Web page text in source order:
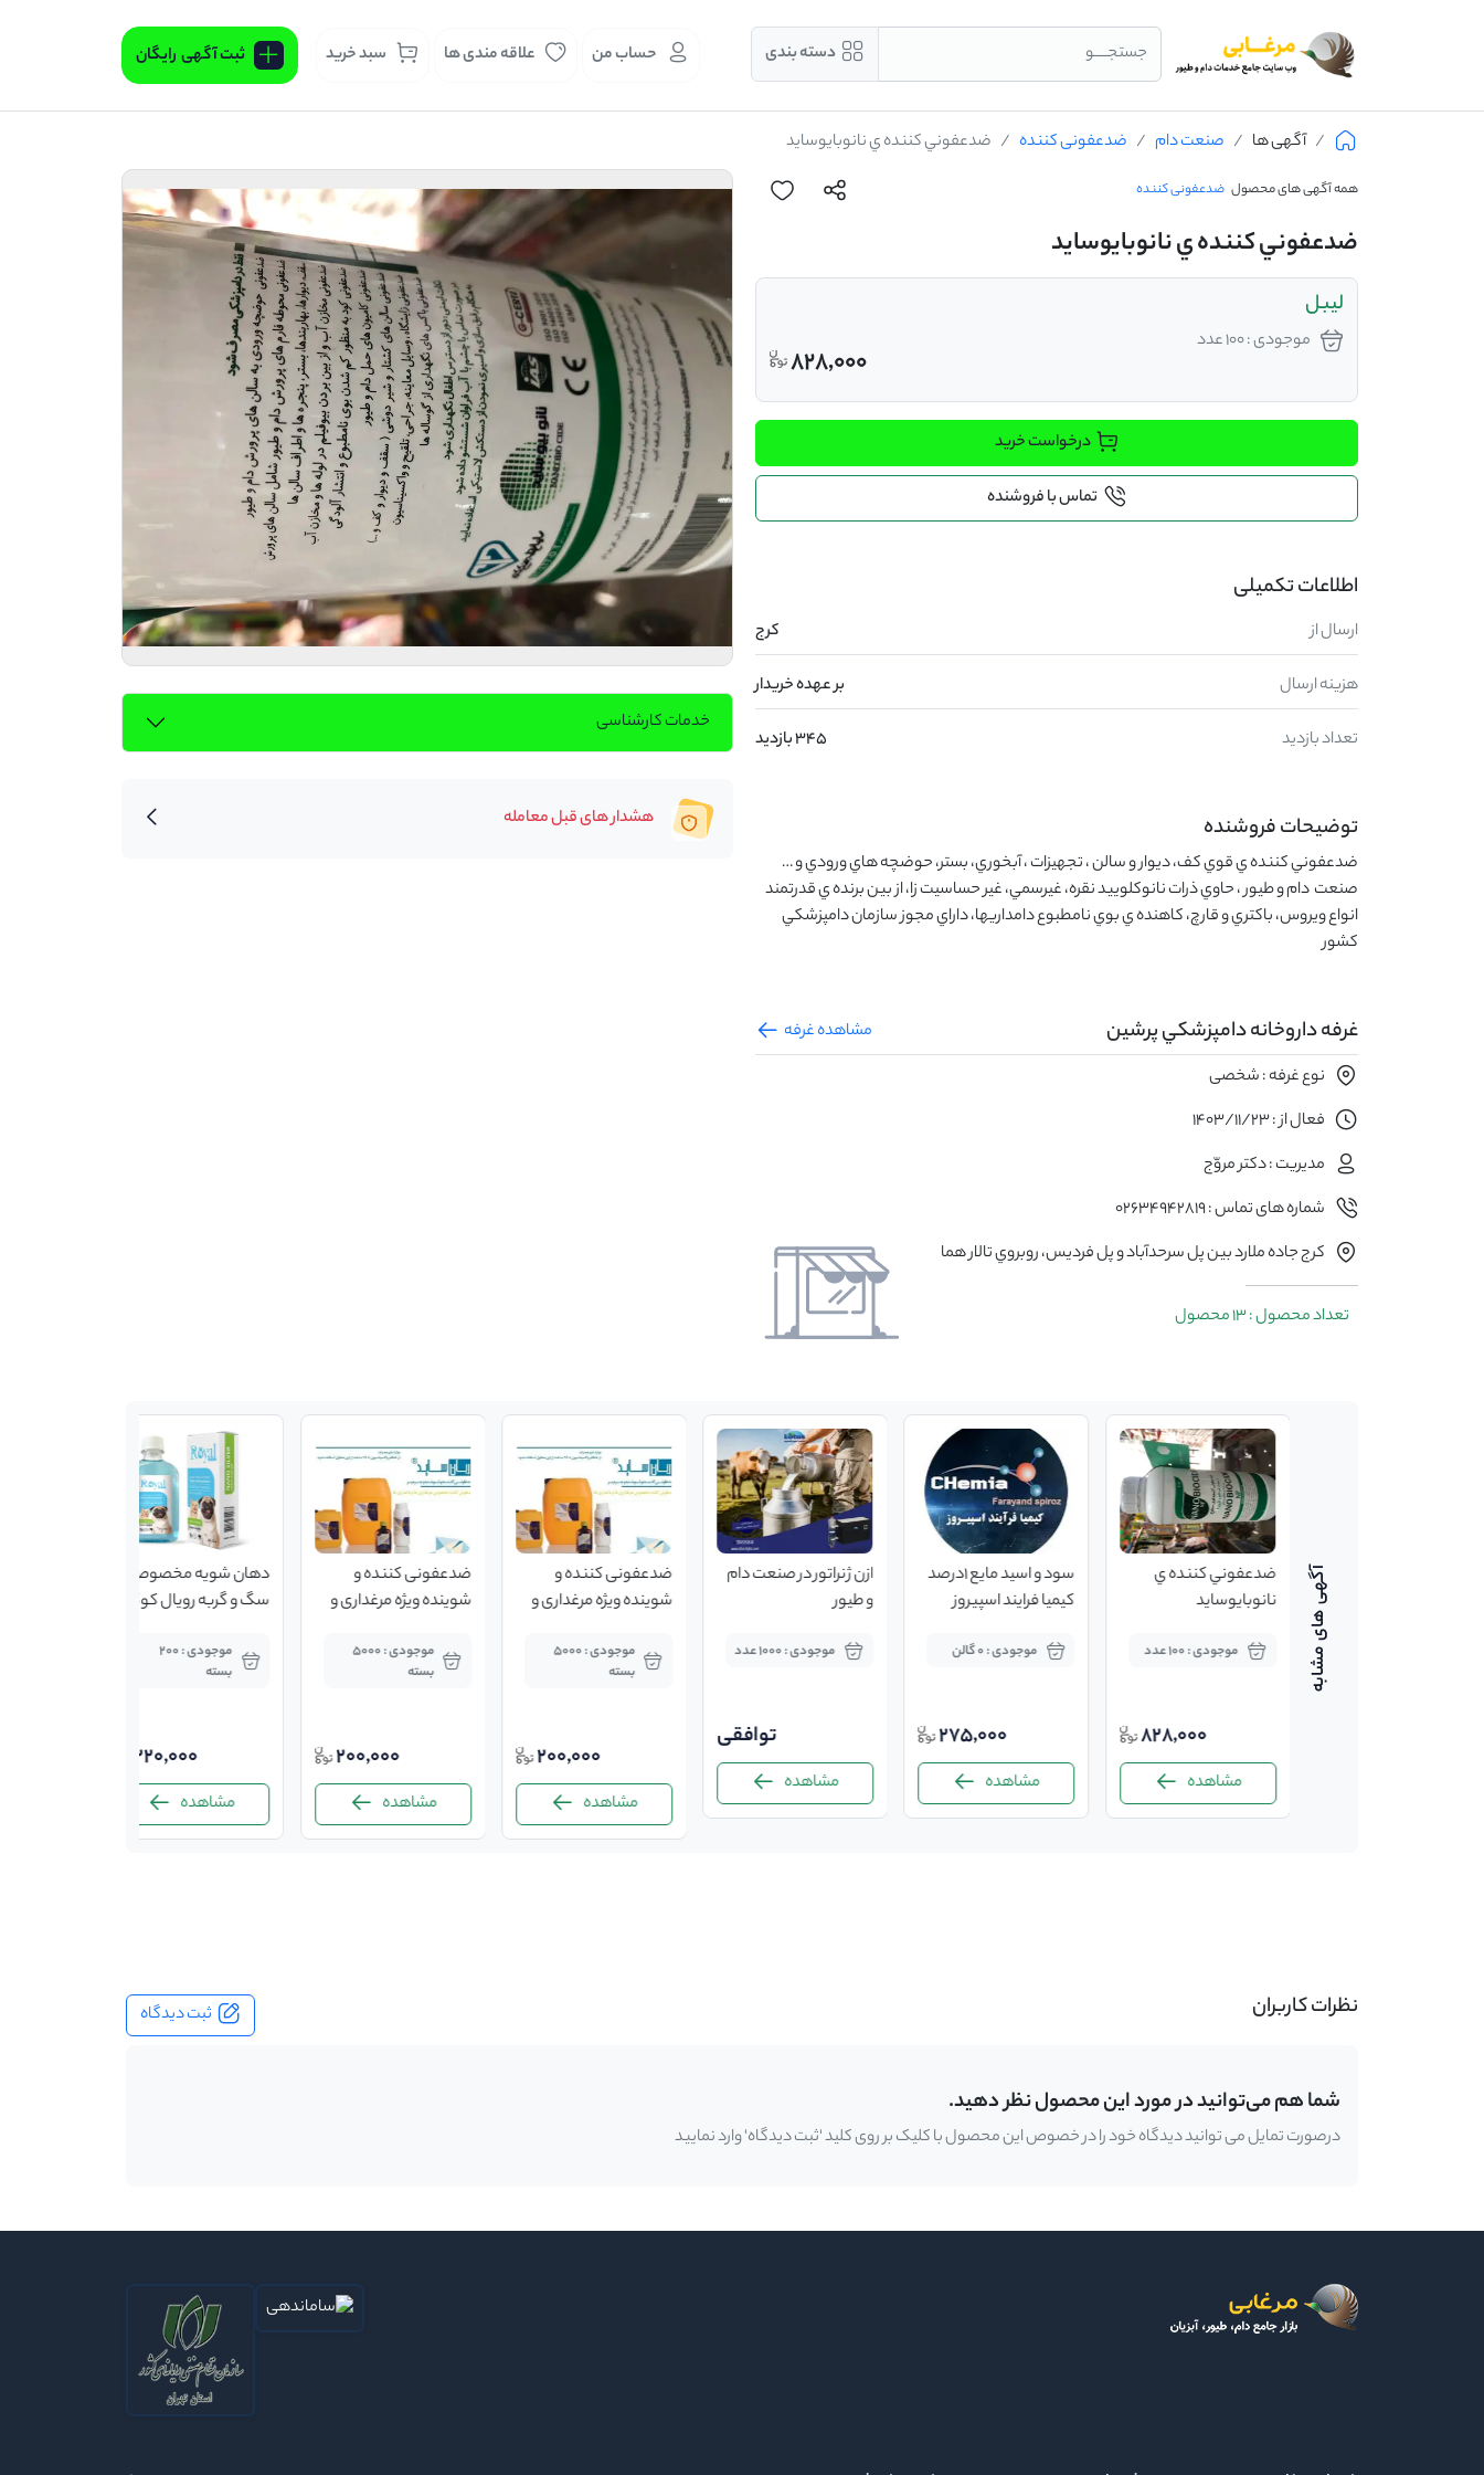
جستجــــو دسته بندی حساب من علاقه مندی ها سبد خرید ثبت آگهی رایگان
آگهی ها صنعت دام ضدعفونی کننده ضدعفوني كننده ي نانوبايوسايد
همه آگهی های محصول ضدعفونی کننده
ضدعفوني كننده ي نانوبايوسايد
ليبل
موجودی : 100 عدد
828,000
درخواست خرید
تماس با فروشنده
اطلاعات تکمیلی
ارسال از كرج
هزینه ارسال بر عهده خریدار
تعداد بازدید 345 بازدید
توضیحات فروشنده
كشور
غرفه داروخانه دامپزشكي پرشين
مشاهده غرفه
نوع غرفه : شخصی
فعال از : 1403/11/23
مدیریت : دكتر مروّج
شماره های تماس : 02634942819
كرج جاده ملارد بين پل سرحدآباد و پل فرديس، روبروي تالار هما
تعداد محصول : 13 محصول
خدمات کارشناسی
هشدار های قبل معامله
چندمنظوره سطوح و ابزار
ضدعفوني كننده ي
نانوبايوسايد
موجودی : 100 عدد
828,000
مشاهده
سود و اسید مایع ۱درصد
کیمیا فرایند اسپیروز
موجودی : 0 گالن
275,000
مشاهده
ازن ژنراتور در صنعت دام
و طیور
موجودی : 1000 عدد
توافقی
مشاهده
ضدعفونی کننده و
شوینده ویژه مرغداری و
موجودی : 5000
بسته
200,000
مشاهده
ضدعفونی کننده و
شوینده ویژه مرغداری و
موجودی : 5000
بسته
200,000
مشاهده
دهان شویه مخصوص
سگ و گربه رویال کوکو
موجودی : 200
بسته
220,000
مشاهده
نظرات کاربران ثبت دیدگاه
شما هم می‌توانید در مورد این محصول نظر دهید.
درصورت تمایل می توانید دیدگاه خود را در خصوص این محصول با کلیک بر روی کلید 'ثبت دیدگاه' وارد نمایید